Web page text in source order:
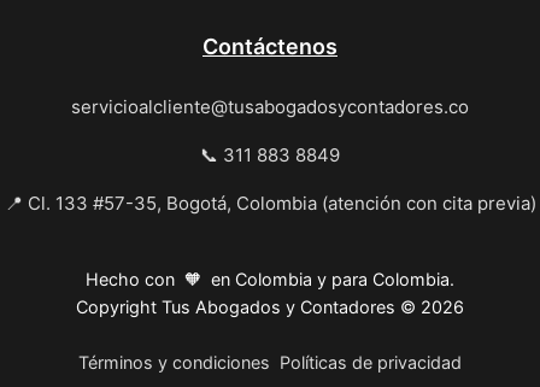
Contáctenos
servicioalcliente@tusabogadosycontadores.co
📞 311 883 8849
📍 Cl. 133 #57-35, Bogotá, Colombia (atención con cita previa)
Hecho con 🧡 en Colombia y para Colombia.
Copyright Tus Abogados y Contadores © 2026
Términos y condiciones Políticas de privacidad